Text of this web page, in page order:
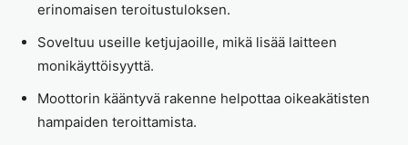
erinomaisen teroitustuloksen.
Soveltuu useille ketjujaoille, mikä lisää laitteen
monikäyttöisyyttä.
Moottorin kääntyvä rakenne helpottaa oikeakätisten
hampaiden teroittamista.